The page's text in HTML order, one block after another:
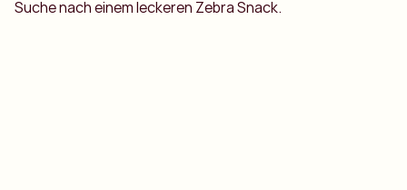
Suche nach einem leckeren Zebra Snack.